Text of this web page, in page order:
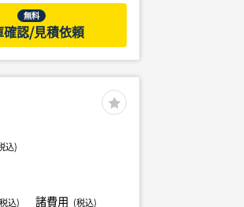
無料
確認/見積依頼
込)
込) 諸費用 (税込)